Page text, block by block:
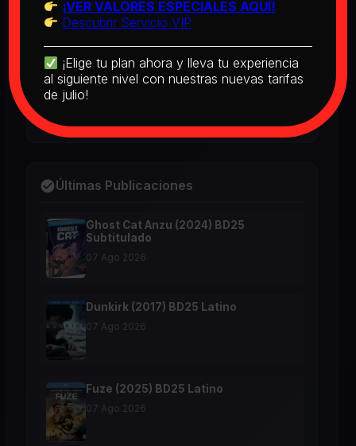
2026
The Real McCoy (1993) BD25 Latino
2026
Últimas Publicaciones
Ghost Cat Anzu (2024) BD25
Subtitulado
07 Ago 2026
Dunkirk (2017) BD25 Latino
07 Ago 2026
Fuze (2025) BD25 Latino
07 Ago 2026
¡VER VALORES ESPECIALES AQUÍ!
Descubrir Servicio VIP
¡Elige tu plan ahora y lleva tu experiencia
al siguiente nivel con nuestras nuevas tarifas
de julio!